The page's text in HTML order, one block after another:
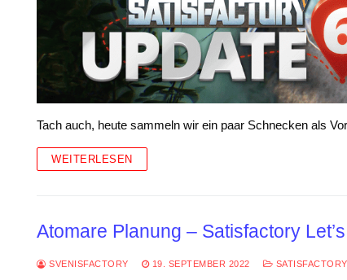
Tach auch, heute sammeln wir ein paar Schnecken als
WEITERLESEN
Atomare Planung – Satisfactory
SVENISFACTORY 19. SEPTEMBER 2022 SATISFACTORY